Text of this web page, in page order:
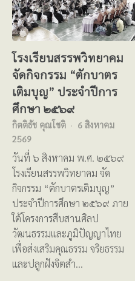
โรงเรียนสรรพวิทยาคม
จัดกิจกรรม “ตักบาตร
เติมบุญ” ประจำปีการ
ศึกษา ๒๕๖๙
กิตติธัช คุณโชติ
6 สิงหาคม
2569
วันที่ ๖ สิงหาคม พ.ศ. ๒๕๖๙
โรงเรียนสรรพวิทยาคม จัด
กิจกรรม “ตักบาตรเติมบุญ”
ประจำปีการศึกษา ๒๕๖๙ ภาย
ใต้โครงการสืบสานศิลป
วัฒนธรรมและภูมิปัญญาไทย
เพื่อส่งเสริมคุณธรรม จริยธรรม
และปลูกฝังจิตสำ…